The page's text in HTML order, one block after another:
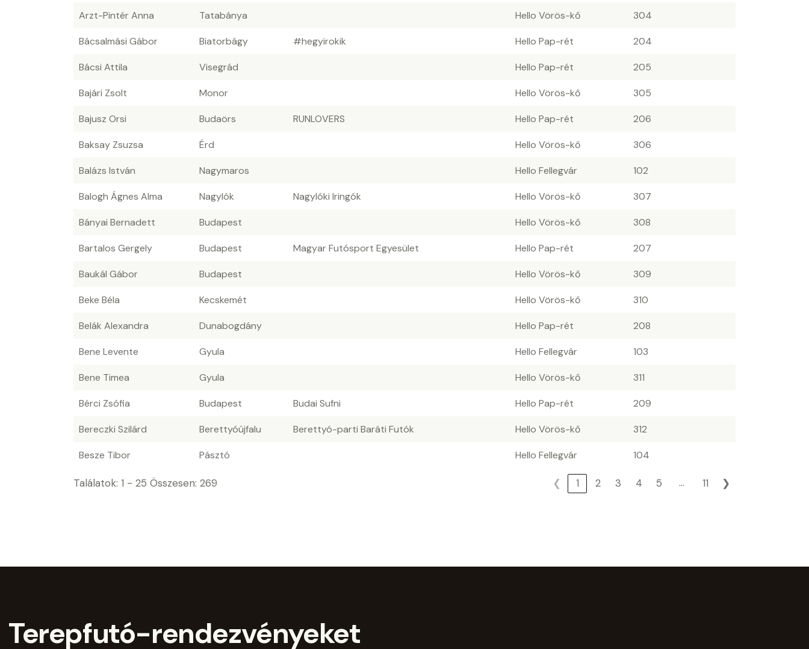
Arzt-Pintér Anna Tatabánya Hello Vörös-kő 304
Bácsalmási Gábor Biatorbágy #hegyirokik Hello Pap-rét 204
Bácsi Attila Visegrád Hello Pap-rét 205
Bajári Zsolt Monor Hello Vörös-kő 305
Bajusz Orsi Budaörs RUNLOVERS Hello Pap-rét 206
Baksay Zsuzsa Érd Hello Vörös-kő 306
Balázs István Nagymaros Hello Fellegvár 102
Balogh Ágnes Alma Nagylók Nagylóki Iringók Hello Vörös-kő 307
Bányai Bernadett Budapest Hello Vörös-kő 308
Bartalos Gergely Budapest Magyar Futósport Egyesület Hello Pap-rét 207
Baukál Gábor Budapest Hello Vörös-kő 309
Beke Béla Kecskemét Hello Vörös-kő 310
Belák Alexandra Dunabogdány Hello Pap-rét 208
Bene Levente Gyula Hello Fellegvár 103
Bene Timea Gyula Hello Vörös-kő 311
Bérci Zsófia Budapest Budai Sufni Hello Pap-rét 209
Bereczki Szilárd Berettyóújfalu Berettyó-parti Baráti Futók Hello Vörös-kő 312
Besze Tibor Pásztó Hello Fellegvár 104
Találatok: 1 - 25 Összesen: 269 ❮ 1 2 3 4 5 … 11 ❯
Terepfutó-rendezvényeket